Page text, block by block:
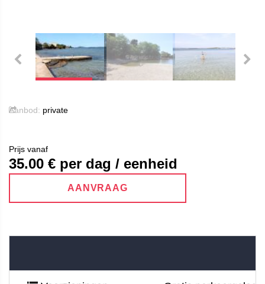
Aanbod: private
Prijs vanaf
35.00 € per dag / eenheid
AANVRAAG